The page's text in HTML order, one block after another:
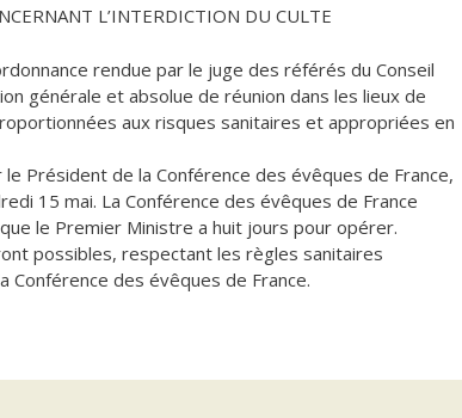
L’INTERDICTION DU CULTE
rendue par le juge des référés du Conseil
générale et absolue de réunion dans les lieux de
aux risques sanitaires et appropriées en
Président de la Conférence des évêques de France,
15 mai. La Conférence des évêques de France
le Premier Ministre a huit jours pour opérer.
possibles, respectant les règles sanitaires
des évêques de France.